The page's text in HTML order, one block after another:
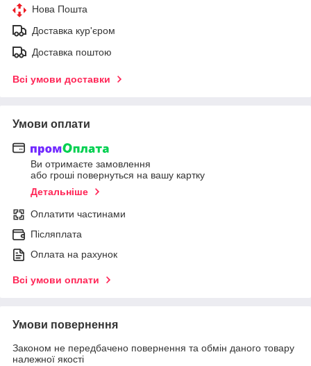
Нова Пошта
Доставка кур'єром
Доставка поштою
Всі умови доставки
Умови оплати
Ви отримаєте замовлення
або гроші повернуться на вашу картку
Детальніше
Оплатити частинами
Післяплата
Оплата на рахунок
Всі умови оплати
Умови повернення
Законом не передбачено повернення та обмін даного товару
належної якості